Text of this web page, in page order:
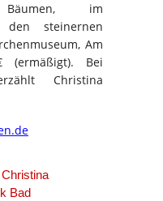
Bäumen, im
steinernen
Am
Bei
Christina
Christina
Bad